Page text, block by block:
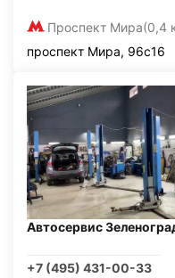
Проспект Мира(0,4
проспект Мира, 96с16
Автосервис
+7 (495) 431-00-33